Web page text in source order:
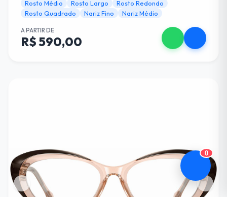
Rosto Médio
Rosto Largo
Rosto Redondo
Rosto Quadrado
Nariz Fino Nariz Médio
A PARTIR DE
R$ 590,00
0